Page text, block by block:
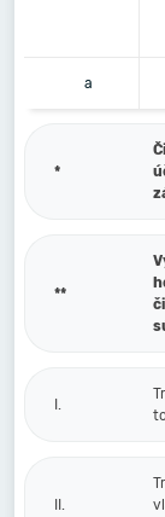
a
*
**
I.
II.